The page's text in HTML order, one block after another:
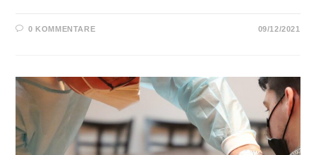
0 KOMMENTARE 09/12/2021